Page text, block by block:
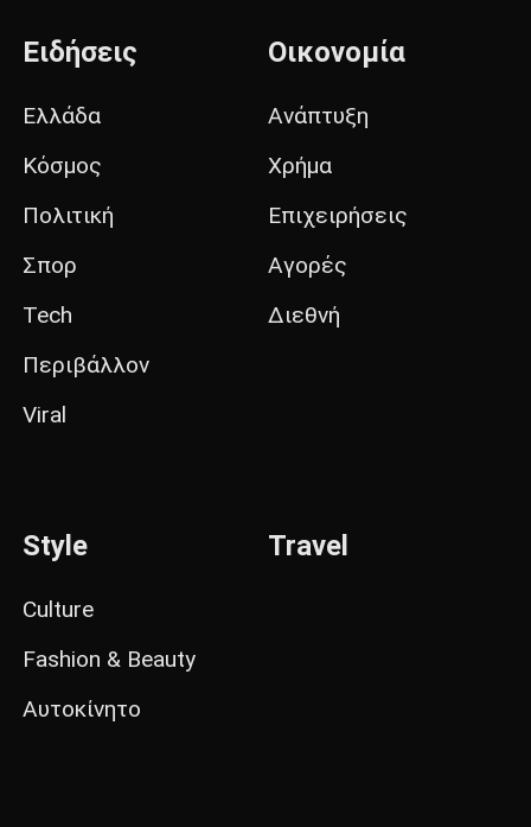
Ειδήσεις
Ελλάδα
Κόσμος
Πολιτική
Σπορ
Tech
Περιβάλλον
Viral
Οικονομία
Ανάπτυξη
Χρήμα
Επιχειρήσεις
Αγορές
Διεθνή
Style
Culture
Fashion & Beauty
Αυτοκίνητο
Travel